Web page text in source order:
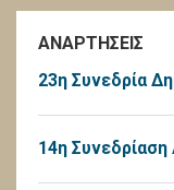
ΑΝΑΡΤΗΣΕΙΣ
23η Συνεδρία
14η